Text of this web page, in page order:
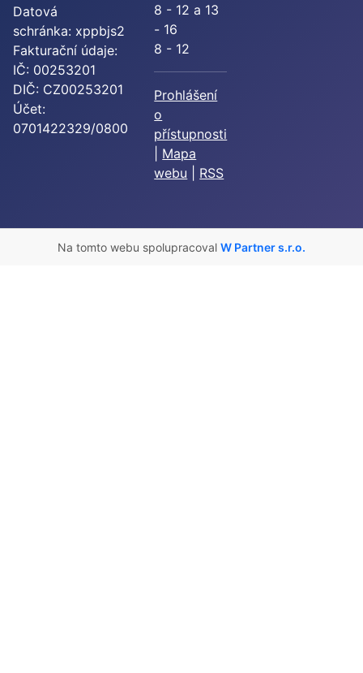
Datová
schránka: xppbjs2
Fakturační údaje:
IČ: 00253201
DIČ: CZ00253201
Účet:
0701422329/0800
8 - 12 a 13
- 16
8 - 12
Prohlášení
o
přístupnosti
Mapa
webu
RSS
Na tomto webu spolupracoval W Partner s.r.o.